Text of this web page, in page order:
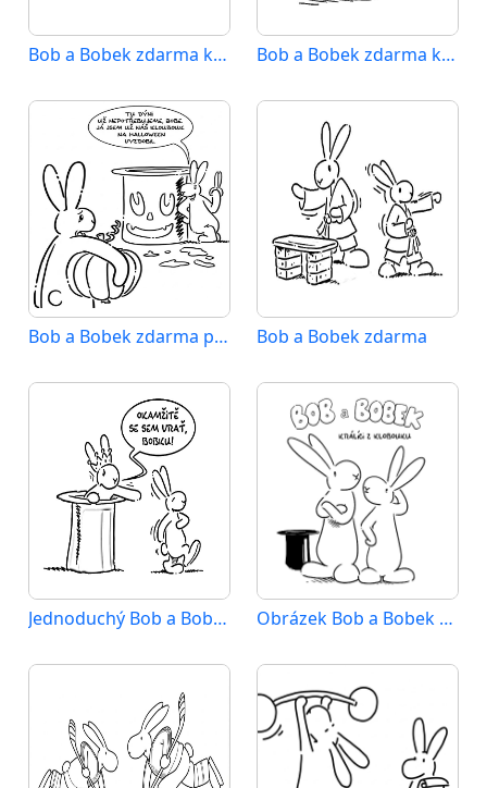
Bob a Bobek zdarma k vytištění Bob a Bobek zdarma ke stažení
Bob a Bobek zdarma pro malé děti Bob a Bobek zdarma
Jednoduchý Bob a Bobek Obrázek Bob a Bobek připravený k tisku